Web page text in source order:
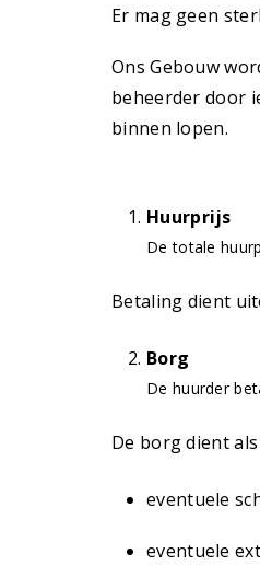
Er mag geen
Ons Gebouw
beheerder door
binnen lopen.
Huurprijs
De totale
Betaling dient
Borg
De huurder
De borg dient
eventuele
eventuele